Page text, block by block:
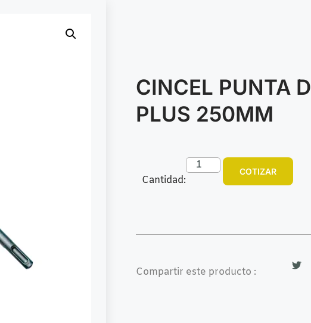
CINCEL PUNTA
PLUS 250MM
Cantidad:
COTIZAR
Compartir este producto :